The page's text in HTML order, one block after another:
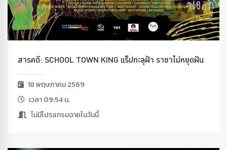
สารคดี: SCHOOL TOWN KING แร็ปทะลุฝ้า ราชาไม่หยุดฝัน
18 พฤษภาคม 2569
เวลา 09:54 น.
ไม่มีโปรแกรมฉายในวันนี้